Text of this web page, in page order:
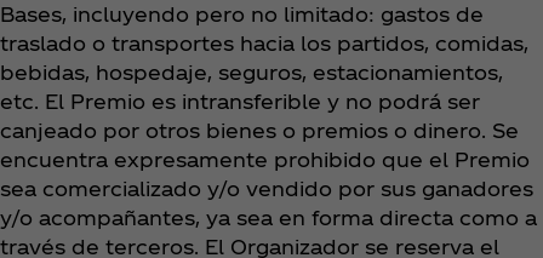
Bases, incluyendo pero no limitado: gastos de
traslado o transportes hacia los partidos, comidas,
bebidas, hospedaje, seguros, estacionamientos,
etc. El Premio es intransferible y no podrá ser
canjeado por otros bienes o premios o dinero. Se
encuentra expresamente prohibido que el Premio
sea comercializado y/o vendido por sus ganadores
y/o acompañantes, ya sea en forma directa como a
través de terceros. El Organizador se reserva el